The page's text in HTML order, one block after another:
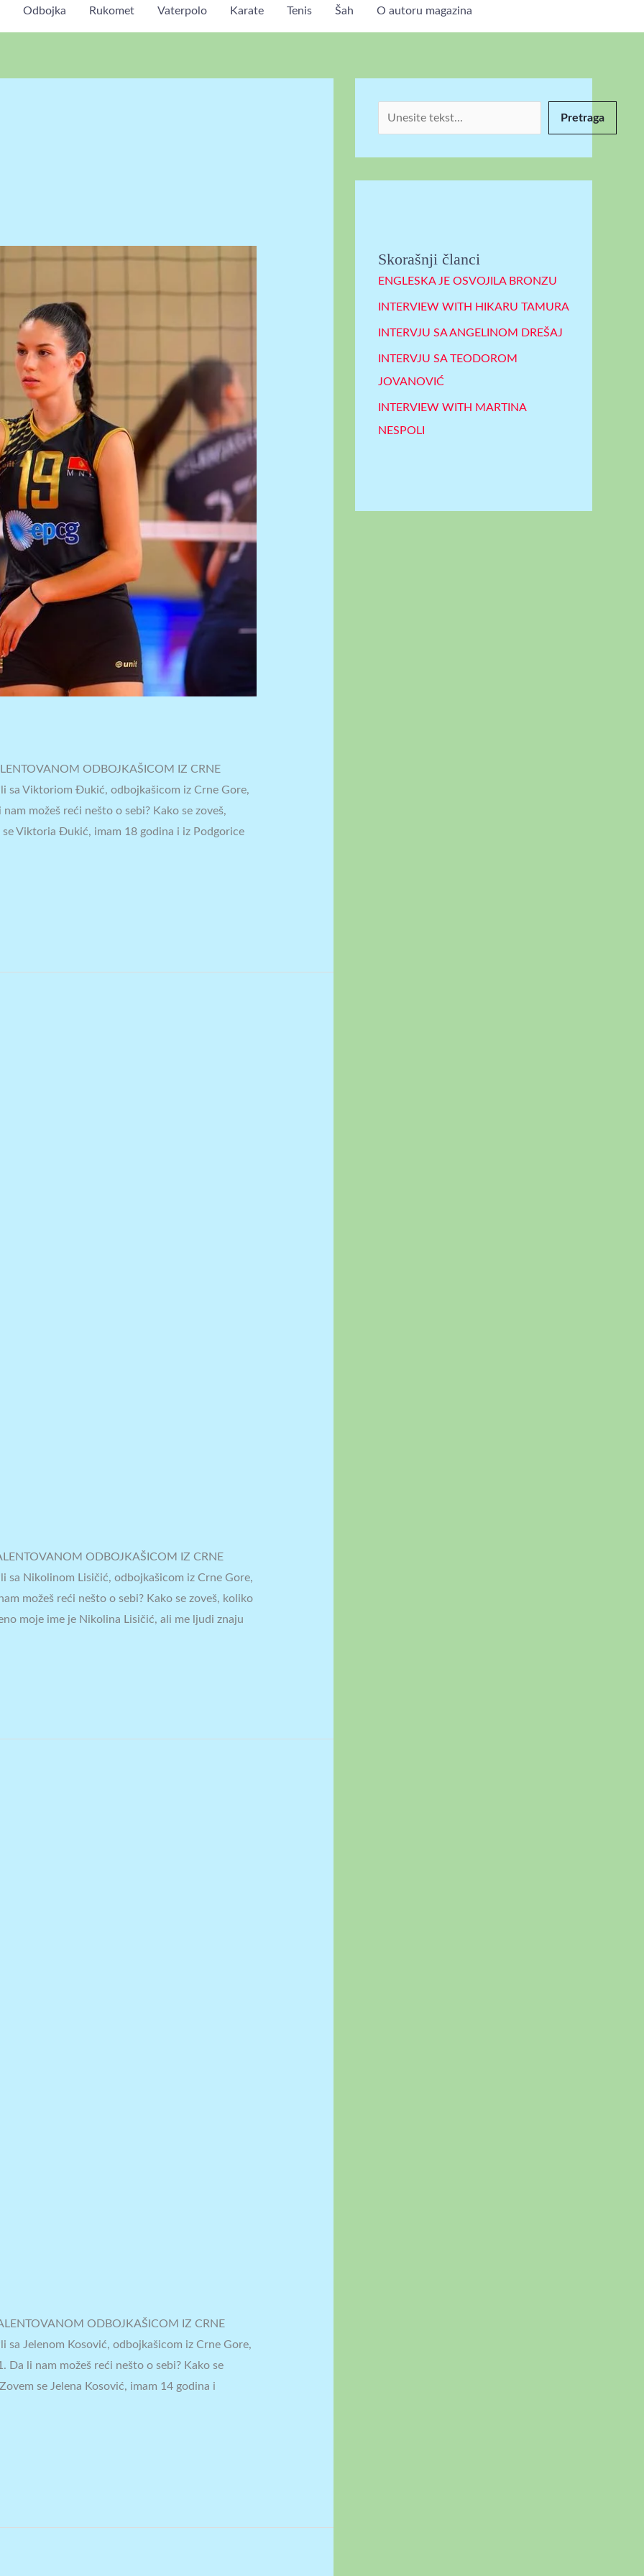
Odbojka Rukomet Vaterpolo Karate Tenis Šah O autoru magazina
ODBOJKAŠICOM IZ CRNE
sa Viktoriom Đukić, odbojkašicom iz Crne Gore,
možeš reći nešto o sebi? Kako se zoveš,
Viktoria Đukić, imam 18 godina i iz Podgorice
ODBOJKAŠICOM IZ CRNE
sa Nikolinom Lisičić, odbojkašicom iz Crne Gore,
možeš reći nešto o sebi? Kako se zoveš, koliko
moje ime je Nikolina Lisičić, ali me ljudi znaju
ODBOJKAŠICOM IZ CRNE
Jelenom Kosović, odbojkašicom iz Crne Gore,
li nam možeš reći nešto o sebi? Kako se
se Jelena Kosović, imam 14 godina i
P
r
t
r
Pretraga
Skorašnji članci
ENGLESKA JE OSVOJILA BRONZU
INTERVIEW WITH HIKARU TAMURA
INTERVJU SA ANGELINOM DREŠAJ
INTERVJU SA TEODOROM
JOVANOVIĆ
INTERVIEW WITH MARTINA
NESPOLI